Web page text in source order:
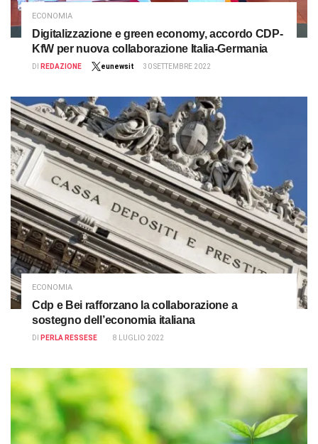
ECONOMIA
Digitalizzazione e green economy, accordo CDP-
KfW per nuova collaborazione Italia-Germania
DI REDAZIONE eunewsit 30 SETTEMBRE 2022
ECONOMIA
Cdp e Bei rafforzano la collaborazione a
sostegno dell’economia italiana
DI PERLA RESSESE 8 LUGLIO 2022